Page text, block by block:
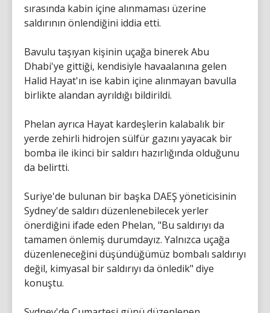
sırasında kabin içine alınmaması üzerine
saldırının önlendiğini iddia etti.
Bavulu taşıyan kişinin uçağa binerek Abu
Dhabi'ye gittiği, kendisiyle havaalanına gelen
Halid Hayat'ın ise kabin içine alınmayan bavulla
birlikte alandan ayrıldığı bildirildi.
Phelan ayrıca Hayat kardeşlerin kalabalık bir
yerde zehirli hidrojen sülfür gazını yayacak bir
bomba ile ikinci bir saldırı hazırlığında olduğunu
da belirtti.
Suriye'de bulunan bir başka DAEŞ yöneticisinin
Sydney'de saldırı düzenlenebilecek yerler
önerdiğini ifade eden Phelan, "Bu saldırıyı da
tamamen önlemiş durumdayız. Yalnızca uçağa
düzenleneceğini düşündüğümüz bombalı saldırıyı
değil, kimyasal bir saldırıyı da önledik" diye
konuştu.